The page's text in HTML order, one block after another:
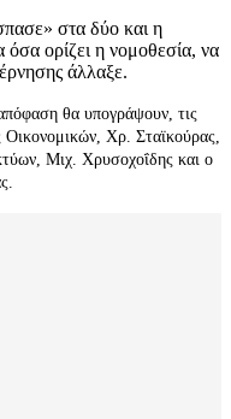
στα δύο και η
ορίζει η νομοθεσία, να
άλλαξε.
θα υπογράψουν, τις
Οικονομικών, Χρ. Σταϊκούρας,
Μιχ. Χρυσοχοΐδης και ο